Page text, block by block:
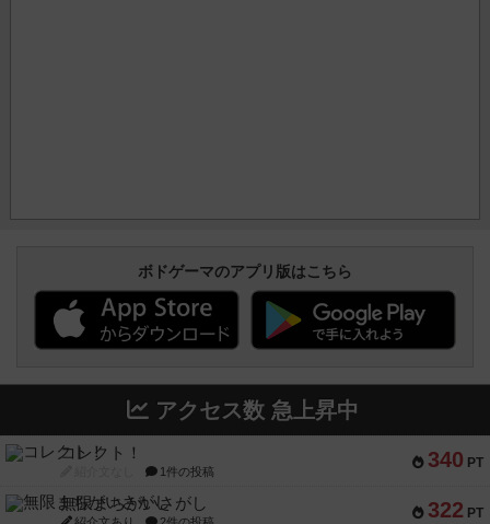
ボドゲーマのアプリ版はこちら
アクセス数 急上昇中
340 PT
コレクト！
1件の投稿
322 PT
無限まちがいさがし